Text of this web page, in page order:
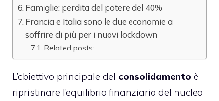
Famiglie: perdita del potere del 40%
Francia e Italia sono le due economie a
soffrire di più per i nuovi lockdown
Related posts:
L’obiettivo principale del consolidamento è
ripristinare l’equilibrio finanziario del nucleo